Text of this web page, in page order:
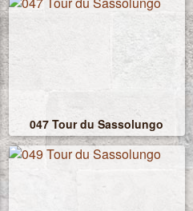
047 Tour du Sassolungo